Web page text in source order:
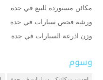
مكائن مستوردة للبيع في جدة
ورشة فحص سيارات في جدة
وزن اذرعة السيارات في جدة
وسوم